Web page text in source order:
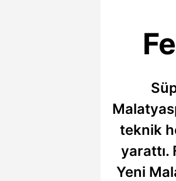
teknik
yarattı.
Yeni